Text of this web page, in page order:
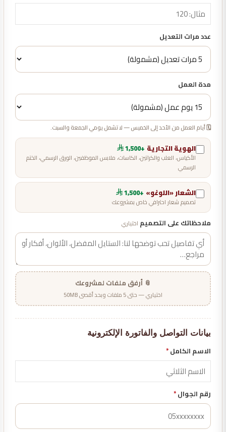
عدد مرات التعديل
مدة العمل
🗓️ أيام العمل من الأحد إلى الخميس — لا تشمل يومي الجمعة والسبت.
الهوية التجارية +1,500
الأكياس، العلب والكراتين، الكاسات، ملابس الموظفين، الورق الرسمي، الختم
الرسمي
الشعار «اللوغو» +1,500
تصميم شعار احترافي خاص بمشروعك
ملاحظاتك على التصميم اختياري
📎 أرفق ملفات لمشروعك
اختياري — حتى 5 ملفات وبحد أقصى 50MB
بيانات التواصل والفاتورة الإلكترونية
الاسم الكامل*
رقم الجوال*